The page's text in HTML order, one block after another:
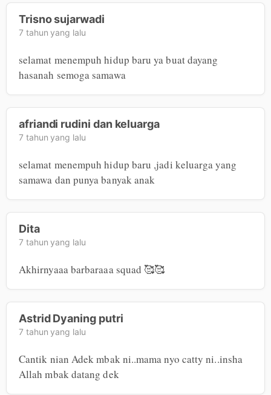
Trisno sujarwadi
7 tahun yang lalu
selamat menempuh hidup baru ya buat dayang
hasanah semoga samawa
afriandi rudini dan keluarga
7 tahun yang lalu
selamat menempuh hidup baru ,jadi keluarga yang
samawa dan punya banyak anak
Dita
7 tahun yang lalu
Akhirnyaaa barbaraaa squad 🥰🥰
Astrid Dyaning putri
7 tahun yang lalu
Cantik nian Adek mbak ni..mama nyo catty ni..insha
Allah mbak datang dek